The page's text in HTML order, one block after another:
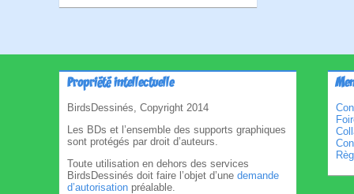
Propriété intellectuelle
BirdsDessinés, Copyright 2014
Les BDs et l’ensemble des supports graphiques
sont protégés par droit d’auteurs.
Toute utilisation en dehors des services
BirdsDessinés doit faire l’objet d’une demande
d’autorisation préalable.